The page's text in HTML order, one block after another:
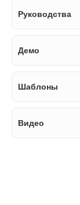
Руководства
Демо
Шаблоны
Видео